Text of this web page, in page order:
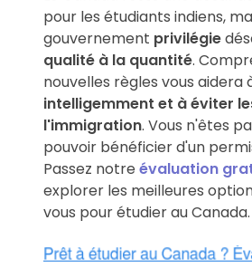
pour les étudiants indiens,
gouvernement privilégie
qualité à la quantité.
nouvelles règles vous aidera
intelligemment et à éviter
l'immigration. Vous n'êtes
pouvoir bénéficier d'un
Passez notre évaluation
explorer les meilleures
vous pour étudier au Canada.